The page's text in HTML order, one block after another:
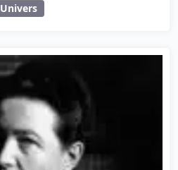
Univers